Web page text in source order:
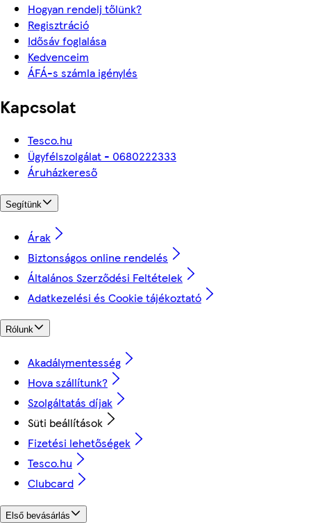
Hogyan rendelj tőlünk?
Regisztráció
Idősáv foglalása
Kedvenceim
ÁFÁ-s számla igénylés
Kapcsolat
Tesco.hu
Ügyfélszolgálat - 0680222333
Áruházkereső
Segítünk
Árak
Biztonságos online rendelés
Általános Szerződési Feltételek
Adatkezelési és Cookie tájékoztató
Rólunk
Akadálymentesség
Hova szállítunk?
Szolgáltatás díjak
Süti beállítások
Fizetési lehetőségek
Tesco.hu
Clubcard
Első bevásárlás